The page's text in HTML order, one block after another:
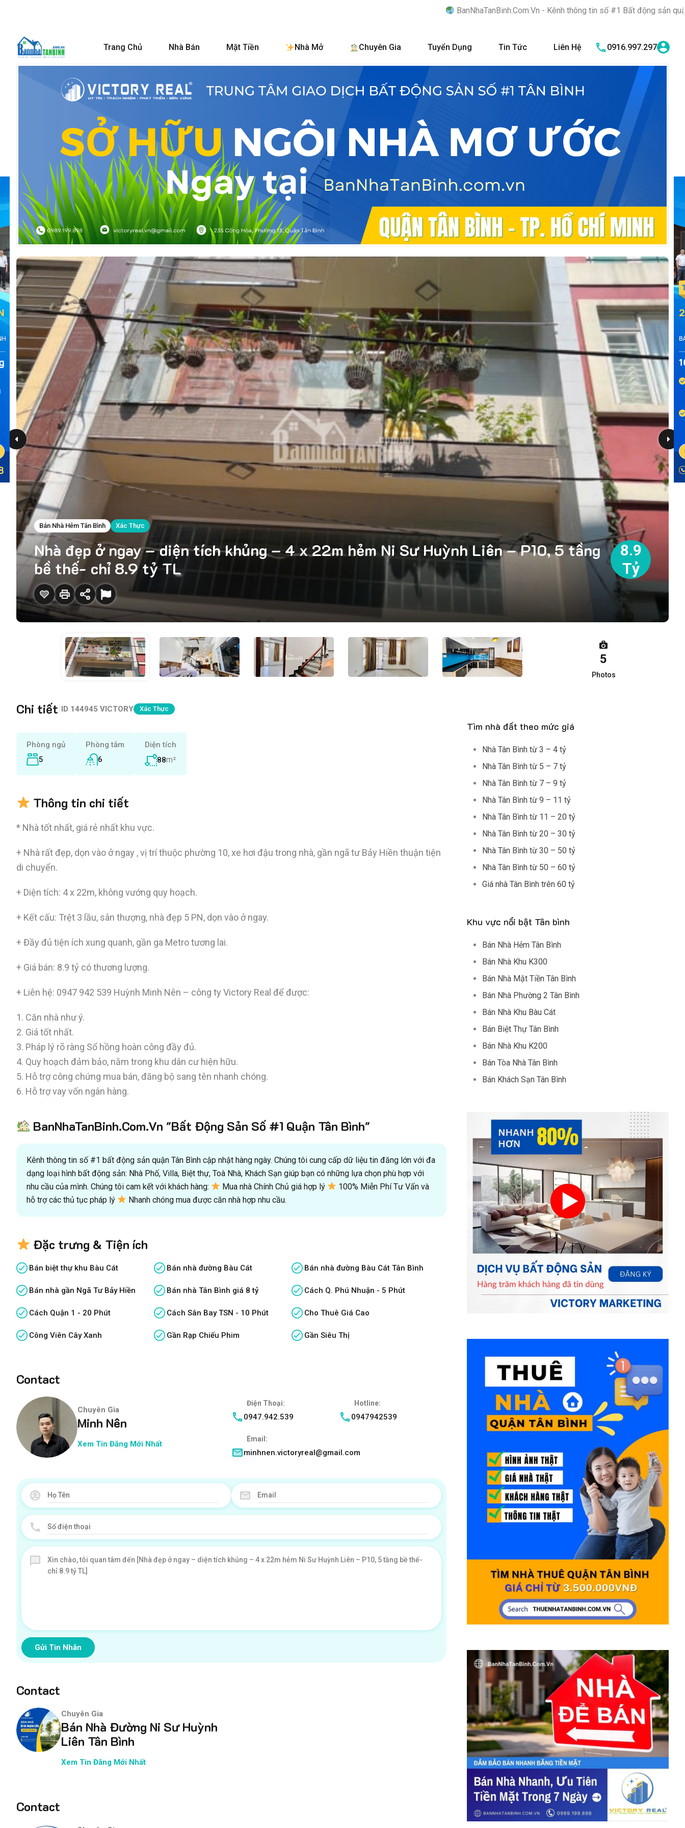
BanNhaTanBinh.Com.Vn - Kênh thông tin số #1 Bất động sản quận Tân Bình "Nơi
Trang Chủ Nhà Bán Mặt Tiền Nhà Mở Chuyên Gia Tuyển Dụng Tin Tức Liên Hệ 0916.997.297
Bán Nhà Hẻm Tân Bình Xác Thực
Nhà đẹp ở ngay – diện tích khủng – 4 x 22m hẻm Ni Sư Huỳnh Liên – P10, 5 tầng
bề thế- chỉ 8.9 tỷ TL
8.9
Tỷ
5
Photos
Chi tiết ID 144945 VICTORY Xác Thực
Phòng ngủ
5
Phòng tắm
6
Diện tích
88m²
Thông tin chi tiết
* Nhà tốt nhất, giá rẻ nhất khu vực.
+ Nhà rất đẹp, dọn vào ở ngay , vị trí thuộc phường 10, xe hơi đậu trong nhà, gần ngã tư Bảy Hiền thuận tiện
di chuyển.
+ Diện tích: 4 x 22m, không vướng quy hoạch.
+ Kết cấu: Trệt 3 lầu, sân thượng, nhà đẹp 5 PN, dọn vào ở ngay.
+ Đầy đủ tiện ích xung quanh, gần ga Metro tương lai.
+ Giá bán: 8.9 tỷ có thương lượng.
+ Liên hệ: 0947 942 539 Huỳnh Minh Nên – công ty Victory Real để được:
1. Căn nhà như ý.
2. Giá tốt nhất.
3. Pháp lý rõ ràng Sổ hồng hoàn công đầy đủ.
4. Quy hoạch đảm bảo, nằm trong khu dân cư hiện hữu.
5. Hỗ trợ công chứng mua bán, đăng bộ sang tên nhanh chóng.
6. Hỗ trợ vay vốn ngân hàng.
BanNhaTanBinh.Com.Vn "Bất Động Sản Số #1 Quận Tân Bình"
Kênh thông tin số #1 bất động sản quận Tân Bình cập nhật hàng ngày. Chúng tôi cung cấp dữ liệu tin đăng lớn với đa
dạng loại hình bất động sản: Nhà Phố, Villa, Biệt thự, Toà Nhà, Khách Sạn giúp bạn có những lựa chọn phù hợp với
nhu cầu của mình. Chúng tôi cam kết với khách hàng:
Mua nhà Chính Chủ giá hợp lý
100% Miễn Phí Tư Vấn và
hỗ trợ các thủ tục pháp lý
Nhanh chóng mua được căn nhà hợp nhu cầu.
Đặc trưng & Tiện ích
Bán biệt thự khu Bàu Cát Bán nhà đường Bàu Cát Bán nhà đường Bàu Cát Tân Bình
Bán nhà gần Ngã Tư Bảy Hiền Bán nhà Tân Bình giá 8 tỷ Cách Q. Phú Nhuận - 5 Phút
Cách Quận 1 - 20 Phút Cách Sân Bay TSN - 10 Phút Cho Thuê Giá Cao
Công Viên Cây Xanh Gần Rạp Chiếu Phim Gần Siêu Thị
Contact
Chuyên Gia
Minh Nên
Xem Tin Đăng Mới Nhất
Điện Thoại:
0947.942.539
Hotline:
0947942539
Email:
minhnen.victoryreal@gmail.com
Gửi Tin Nhắn
Contact
Chuyên Gia
Bán Nhà Đường Ni Sư Huỳnh
Liên Tân Bình
Xem Tin Đăng Mới Nhất
Contact
Tìm nhà đất theo mức giá
Nhà Tân Bình từ 3 – 4 tỷ
Nhà Tân Bình từ 5 – 7 tỷ
Nhà Tân Bình từ 7 – 9 tỷ
Nhà Tân Bình từ 9 – 11 tỷ
Nhà Tân Bình từ 11 – 20 tỷ
Nhà Tân Bình từ 20 – 30 tỷ
Nhà Tân Bình từ 30 – 50 tỷ
Nhà Tân Bình từ 50 – 60 tỷ
Giá nhà Tân Bình trên 60 tỷ
Khu vực nổi bật Tân bình
Bán Nhà Hẻm Tân Bình
Bán Nhà Khu K300
Bán Nhà Mặt Tiền Tân Bình
Bán Nhà Phường 2 Tân Bình
Bán Nhà Khu Bàu Cát
Bán Biệt Thự Tân Bình
Bán Nhà Khu K200
Bán Tòa Nhà Tân Bình
Bán Khách Sạn Tân Bình